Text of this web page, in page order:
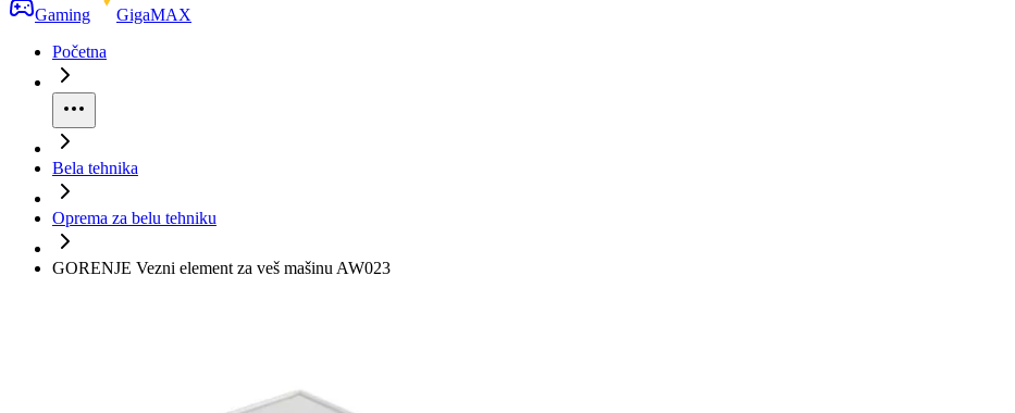
Gaming
GigaMAX
Početna
Bela tehnika
Oprema za belu tehniku
GORENJE Vezni element za veš mašinu AW023